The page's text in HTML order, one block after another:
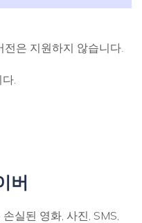
은 지원하지 않습니다.
.
버
실된 영화, 사진, SMS,